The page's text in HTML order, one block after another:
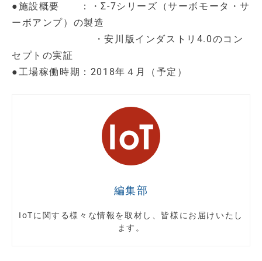
●施設概要 ：・Σ-7シリーズ（サーボモータ・サ
ーボアンプ）の製造
・安川版インダストリ4.0のコン
セプトの実証
●工場稼働時期：2018年４⽉（予定）
編集部
IoTに関する様々な情報を取材し、皆様にお届けいたし
ます。